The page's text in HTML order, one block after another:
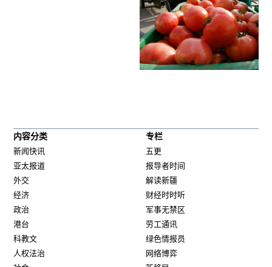
内容分类
新闻快讯
亚太报道
外交
经济
政治
港台
科教文
人权法治
专栏
五更
报导者时间
解读新疆
财经时时听
军事无禁区
劳工通讯
绿色情报员
网络博弈